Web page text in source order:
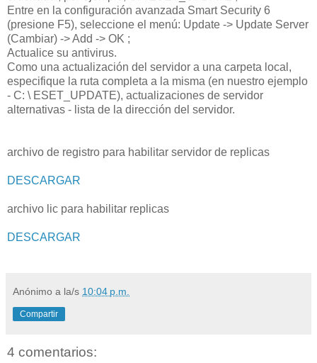
Entre en la configuración avanzada Smart Security 6
(presione F5), seleccione el menú: Update -> Update Server
(Cambiar) -> Add -> OK ;
Actualice su antivirus.
Como una actualización del servidor a una carpeta local,
especifique la ruta completa a la misma (en nuestro ejemplo
- C: \ ESET_UPDATE), actualizaciones de servidor
alternativas - lista de la dirección del servidor.
archivo de registro para habilitar servidor de replicas
DESCARGAR
archivo lic para habilitar replicas
DESCARGAR
Anónimo a la/s 10:04 p.m.
Compartir
4 comentarios: